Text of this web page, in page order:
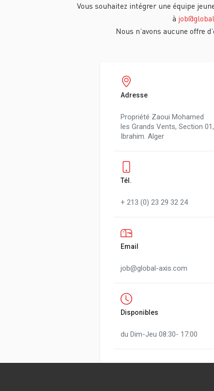
Vous souhaitez intégrer une équipe
à
Nous n’avons aucune offre
Adresse
Propriété Zaoui Mohamed
les Grands Vents, Section
Ibrahim. Alger
Tél.
+ 213 (0) 23 29 32 24
Email
job@global-axis.com
Disponibles
du Dim-Jeu 08:30- 17:00